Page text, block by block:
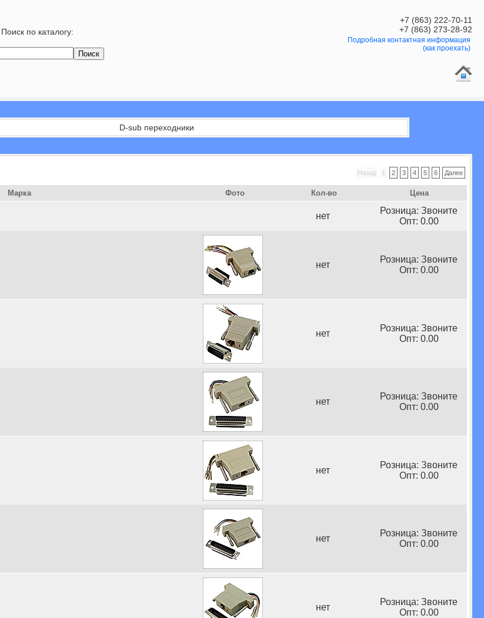
Поиск по каталогу:
+7 (863) 222-70-11
+7 (863) 273-28-92
Подробная контактная информация
(как проехать)
D-sub переходники
Назад 1 2 3 4 5 6 Далее
Марка Фото Кол-во Цена
нет
Розница: Звоните
Опт: 0.00
нет
Розница: Звоните
Опт: 0.00
нет
Розница: Звоните
Опт: 0.00
нет
Розница: Звоните
Опт: 0.00
нет
Розница: Звоните
Опт: 0.00
нет
Розница: Звоните
Опт: 0.00
нет
Розница: Звоните
Опт: 0.00